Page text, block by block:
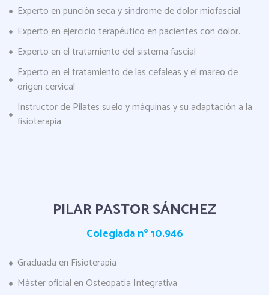
Experto en punción seca y síndrome de dolor miofascial
Experto en ejercicio terapéutico en pacientes con dolor.
Experto en el tratamiento del sistema fascial
Experto en el tratamiento de las cefaleas y el mareo de
origen cervical
Instructor de Pilates suelo y máquinas y su adaptación a la
fisioterapia
PILAR PASTOR SÁNCHEZ
Colegiada nº 10.946
Graduada en Fisioterapia
Máster oficial en Osteopatía Integrativa